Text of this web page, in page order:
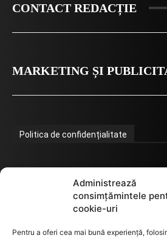
Administrează
consimțămintele
cookie-uri
Pentru a oferi cea mai bună experiență,
CONTACT REDACȚIE
MARKETING ȘI
Politica de confidențialitate
Termeni de utilizare